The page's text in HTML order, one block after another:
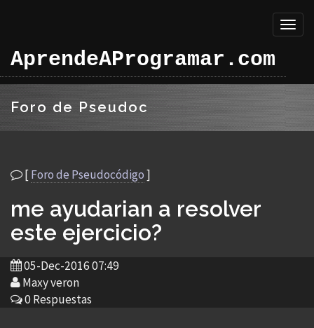
AprendeAProgramar.com
Foro de Pseudoc
[Foro de Pseudocódigo]
me ayudarian a resolver
este ejercicio?
05-Dec-2016 07:49
Maxy veron
0 Respuestas